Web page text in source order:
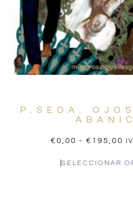
P.SEDA.
€0,00 - € 195,00
SELECCIONAR